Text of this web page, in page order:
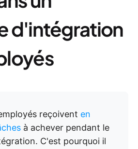
d'intégration
reçoivent en
à achever pendant le
C'est pourquoi il